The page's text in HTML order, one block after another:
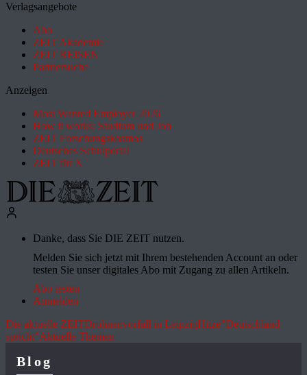
Verlagsangebote
Abo
ZEIT Akademie
ZEIT REISEN
Partnersuche
Anzeigen
Most Wanted Employer 2026
How it works: Studium und Job
ZEIT Forschungskosmos
Deutsches Schulportal
ZEIT für X
Danke, dass Sie DIE ZEIT nutzen.
Melden Sie sich jetzt mit Ihrem bestehenden Account an oder
testen Sie unser digitales Abo mit Zugang zu allen Artikeln.
Abo testen
Anmelden
Die aktuelle ZEITDrohnenvorfall in LeipzigHitze"Deutschland
spricht"Aktuelle Themen
Blog